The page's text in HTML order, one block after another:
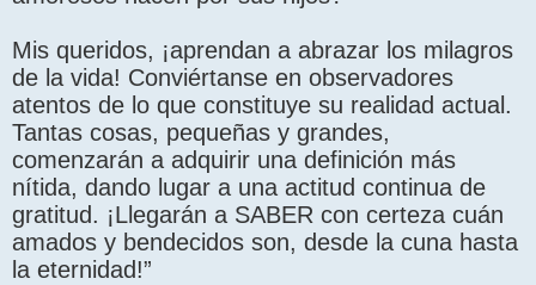
Mis queridos, ¡aprendan a abrazar los milagros
de la vida! Conviértanse en observadores
atentos de lo que constituye su realidad actual.
Tantas cosas, pequeñas y grandes,
comenzarán a adquirir una definición más
nítida, dando lugar a una actitud continua de
gratitud. ¡Llegarán a SABER con certeza cuán
amados y bendecidos son, desde la cuna hasta
la eternidad!”